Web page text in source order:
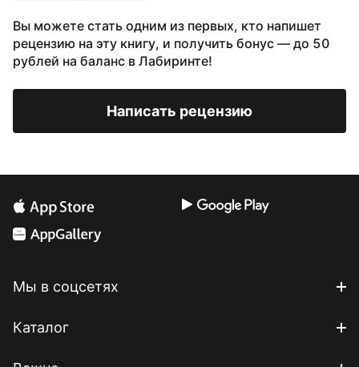
Вы можете стать одним из первых, кто напишет
рецензию на эту книгу, и получить бонус — до 50
рублей на баланс в Лабиринте!
Написать рецензию
Мы в соцсетях
Каталог